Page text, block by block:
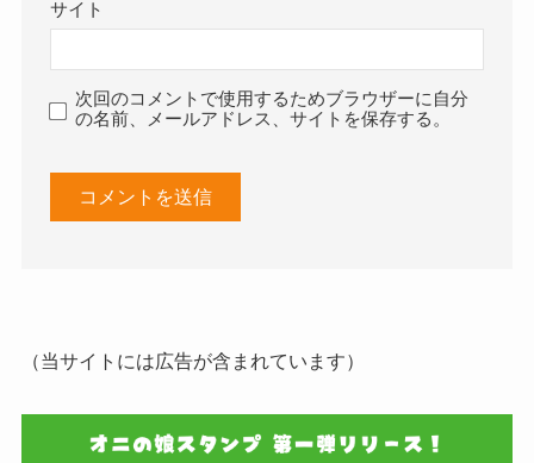
サイト
次回のコメントで使用するためブラウザーに自分
の名前、メールアドレス、サイトを保存する。
（当サイトには広告が含まれています）